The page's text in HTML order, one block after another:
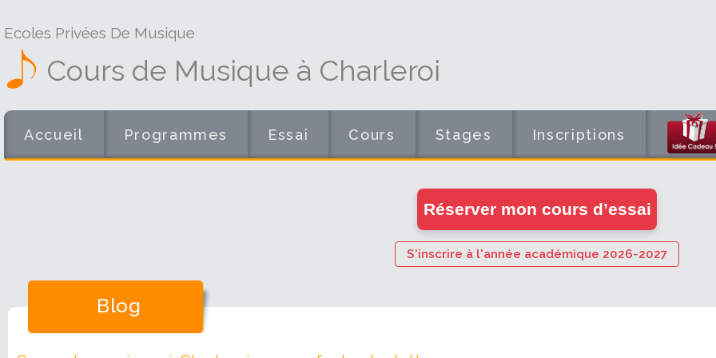
Ecoles Privées De Musique
Cours de Musique à Charleroi
Accueil Programmes Essai Cours Stages Inscriptions
Réserver mon cours d’essai
S'inscrire à l'année académique 2026-2027
Blog